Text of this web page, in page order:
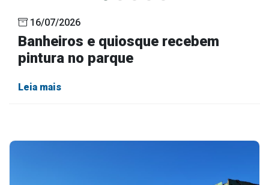
16/07/2026
Banheiros e quiosque recebem
pintura no parque
Leia mais